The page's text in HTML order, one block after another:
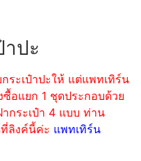
าปะ
ระเป๋าปะให้ แต่แพทเทิร์น
ซื้อแยก 1 ชุดประกอบด้วย
กระเป๋า 4 แบบ ท่าน
ลิงค์นี้ค่ะ แพทเทิร์น